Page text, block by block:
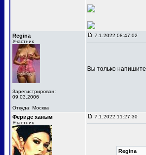
Regina
Участник
Зарегистрирован:
09.03.2006
Откуда: Москва
7.1.2022 08:47:02
Вы только
Фериде ханым
Участник
7.1.2022 11:27:30
Regina